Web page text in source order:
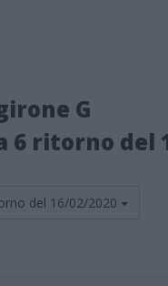
G
6 ritorno del
del 16/02/2020